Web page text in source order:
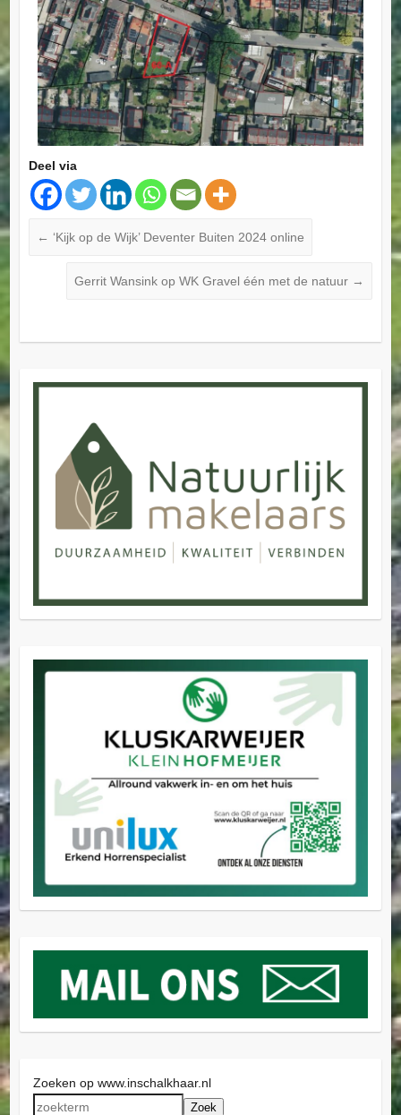
Deel via
← ‘Kijk op de Wijk’ Deventer Buiten 2024 online
Gerrit Wansink op WK Gravel één met de natuur →
Zoeken op www.inschalkhaar.nl
Zoek